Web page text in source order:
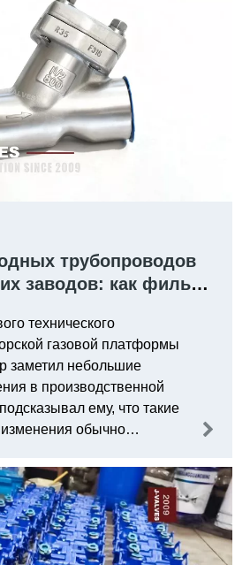
завода по сжижению
трубопроводов
заводов: как фильтр
800 фунтов
надежной первой
инженеров
технического
газовой платформы
заметил небольшие
в производственной
ему, что такие
обычно
линия защиты в
к определению того,
работать